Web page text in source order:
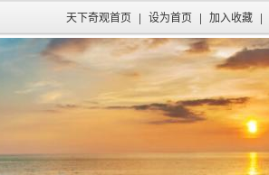
天下奇观首页 | 设为首页 | 加入收藏 |